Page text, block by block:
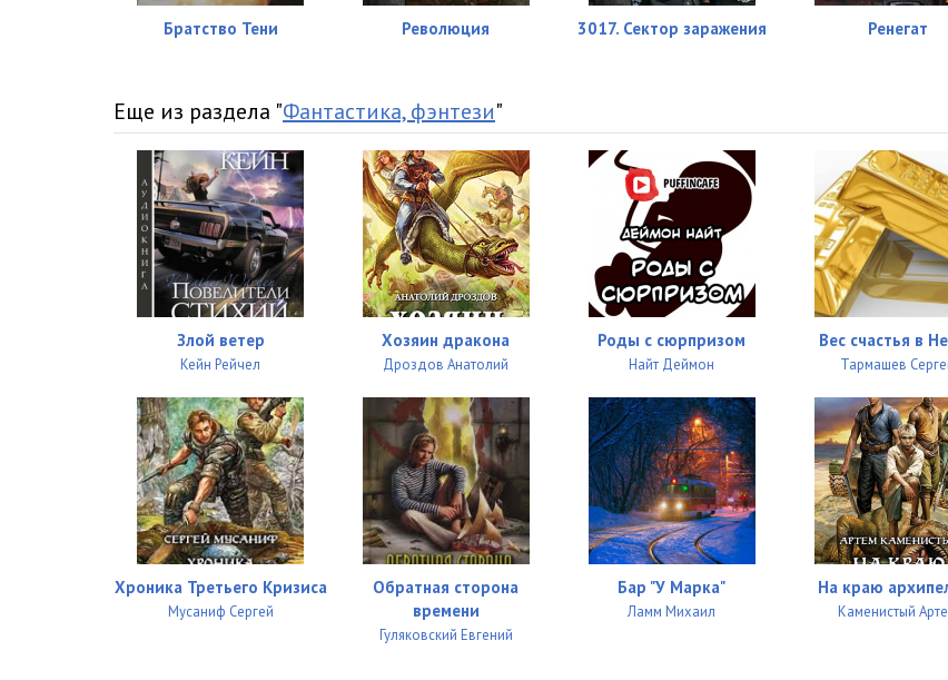
023
027
028
029
030
032
033
034
035
036
Братство Тени Революция 3017. Сектор заражения Ренегат
Еще из раздела "Фантастика, фэнтези"
Злой ветер
Кейн Рейчел
Хозяин дракона
Дроздов Анатолий
Роды с сюрпризом
Найт Деймон
Вес счастья в
Тармашев
Хроника Третьего Кризиса
Мусаниф Сергей
Обратная сторона
времени
Гуляковский Евгений
Бар "У Марка"
Ламм Михаил
На краю
Каменистый